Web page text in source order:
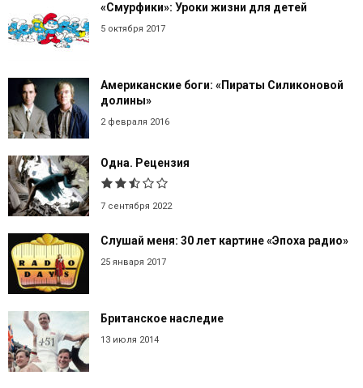
«Смурфики»: Уроки жизни для детей
5 октября 2017
Американские боги: «Пираты Силиконовой
долины»
2 февраля 2016
Одна. Рецензия
7 сентября 2022
Слушай меня: 30 лет картине «Эпоха радио»
25 января 2017
Британское наследие
13 июля 2014